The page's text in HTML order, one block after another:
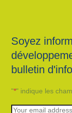
Soyez
bulletin
"*" indique les